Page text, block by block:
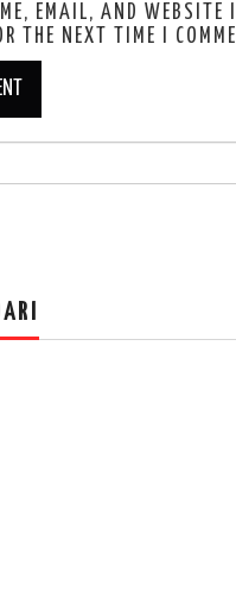
EMAIL, AND WEBSITE
THE NEXT TIME I